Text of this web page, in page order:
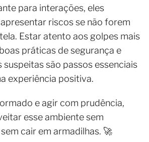
para interações, eles
riscos se não forem
Estar atento aos golpes mais
práticas de segurança e
são passos essenciais
experiência positiva.
e agir com prudência,
esse ambiente sem
cair em armadilhas. 🚀